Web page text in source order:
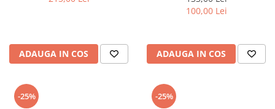
ADAUGA IN COS
100,00 Lei
ADAUGA IN COS
-25% -25%